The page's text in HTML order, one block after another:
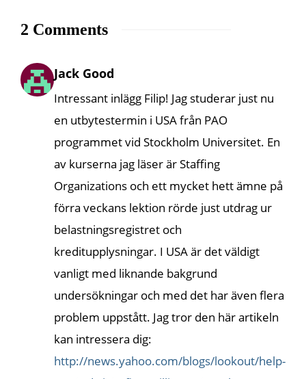
2 Comments
Jack Good
Intressant inlägg Filip! Jag studerar just nu
en utbytestermin i USA från PAO
programmet vid Stockholm Universitet. En
av kurserna jag läser är Staffing
Organizations och ett mycket hett ämne på
förra veckans lektion rörde just utdrag ur
belastningsregistret och
kreditupplysningar. I USA är det väldigt
vanligt med liknande bakgrund
undersökningar och med det har även flera
problem uppstått. Jag tror den här artikeln
kan intressera dig:
http://news.yahoo.com/blogs/lookout/help-